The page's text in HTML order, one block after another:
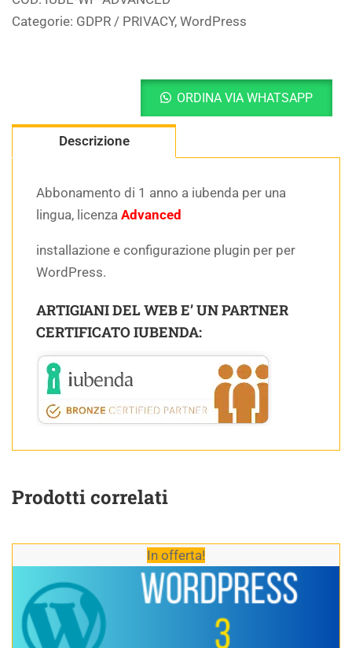
Categorie: GDPR / PRIVACY, WordPress
ORDINA VIA WHATSAPP
Descrizione
Abbonamento di 1 anno a iubenda per una
lingua, licenza Advanced
installazione e configurazione plugin per per
WordPress.
ARTIGIANI DEL WEB E’ UN PARTNER
CERTIFICATO IUBENDA:
Prodotti correlati
In offerta!